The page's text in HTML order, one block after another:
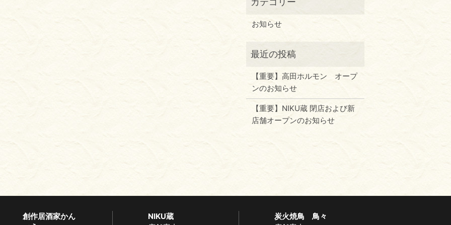
お知らせ
【重要】高田ホルモン オープ
ンのお知らせ
【重要】NIKU蔵 閉店および新
店舗オープンのお知らせ
創作居酒家かん
NIKU蔵
炭火焼鳥 鳥々